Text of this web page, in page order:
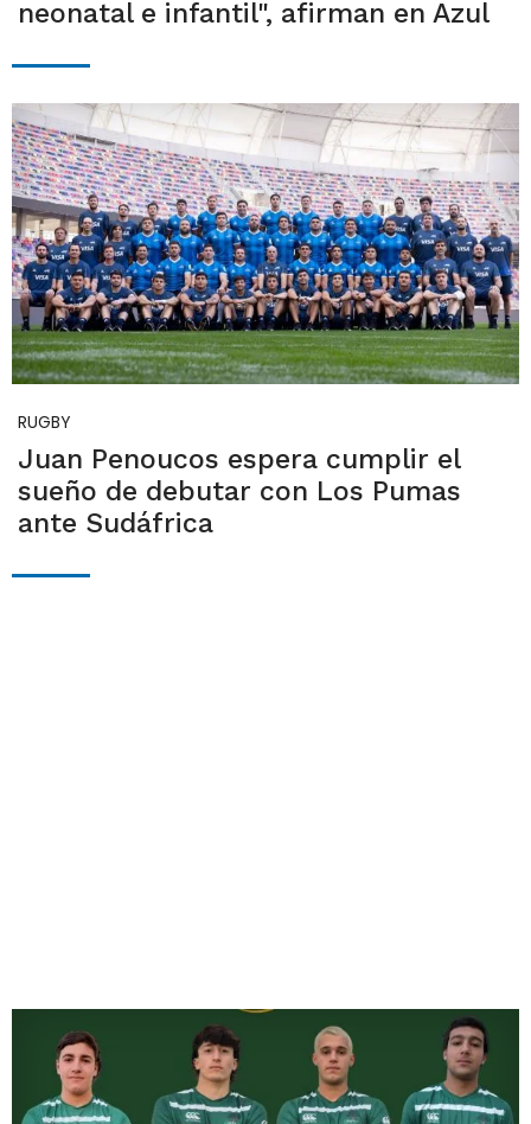
neonatal e infantil", afirman en Azul
RUGBY
Juan Penoucos espera cumplir el
sueño de debutar con Los Pumas
ante Sudáfrica